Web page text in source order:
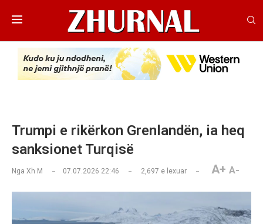
Trumpi e rikërkon Grenlandën, ia heq
sanksionet Turqisë
Nga Xh M 07.07.2026 22:46 2,697 e lexuar A+ A-